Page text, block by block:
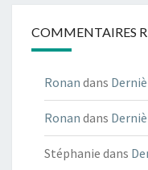
COMMENTAIRES
Ronan dans
Ronan dans
Stéphanie dans